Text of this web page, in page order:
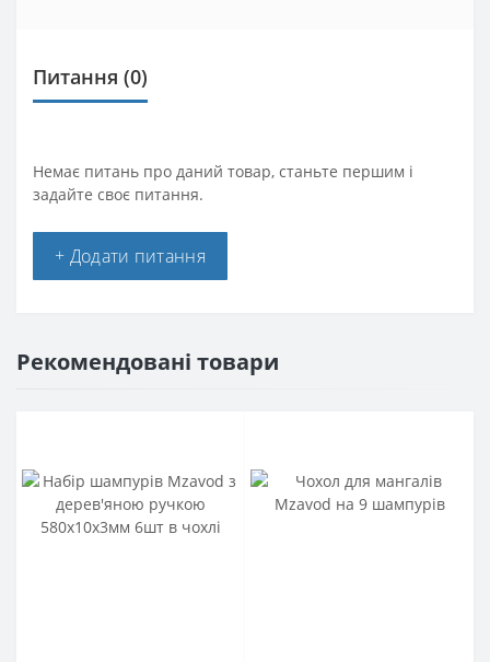
Питання (0)
Немає питань про даний товар, станьте першим і
задайте своє питання.
+ Додати питання
Рекомендовані товари